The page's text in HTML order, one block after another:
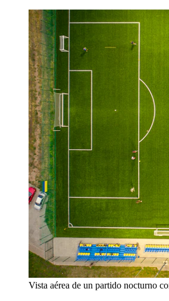
Vista aérea de un partido nocturno